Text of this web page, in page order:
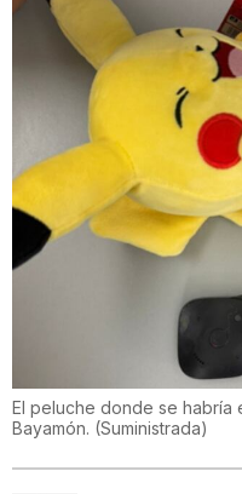
El peluche donde se habría
Bayamón. (Suministrada)